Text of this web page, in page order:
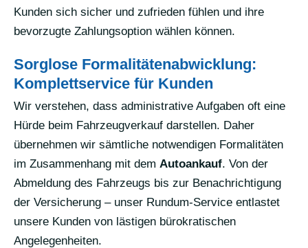
Kunden sich sicher und zufrieden fühlen und ihre
bevorzugte Zahlungsoption wählen können.
Sorglose Formalitätenabwicklung:
Komplettservice für Kunden
Wir verstehen, dass administrative Aufgaben oft eine
Hürde beim Fahrzeugverkauf darstellen. Daher
übernehmen wir sämtliche notwendigen Formalitäten
im Zusammenhang mit dem Autoankauf. Von der
Abmeldung des Fahrzeugs bis zur Benachrichtigung
der Versicherung – unser Rundum-Service entlastet
unsere Kunden von lästigen bürokratischen
Angelegenheiten.